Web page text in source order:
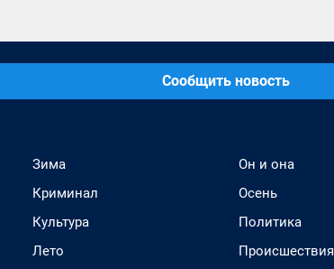
Сообщить новость
Зима
Криминал
Культура
Лето
Он и она
Осень
Политика
Происшествия